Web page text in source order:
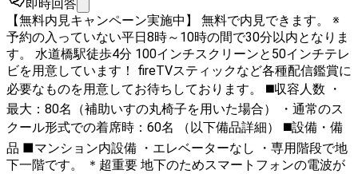
即時回答
【無料内見キャンペーン実施中】 無料で内見できます。 ※
予約の入っていない平日8時～10時の間で30分以内となりま
す。 水道橋駅徒歩4分 100インチスクリーンと50インチテレ
ビを用意しています！ fireTVスティックなど各種配信鑑賞に
必要なものを用意してお待ちしております。 ◼️収容人数 ・
最大：80名（補助いすの丸椅子を用いた場合） ・通常のス
クール形式での着席時：60名 （以下備品詳細） ◼️設備・備
品 ■マンション内設備 ・エレベーターなし ・専用階段で地
下一階です。 ＊超重要 地下のためスマートフォンの電波が